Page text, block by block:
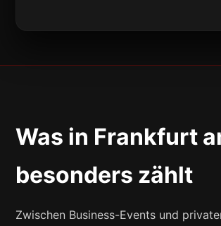
Was in Frankfurt
besonders zählt
Zwischen Business-Events und